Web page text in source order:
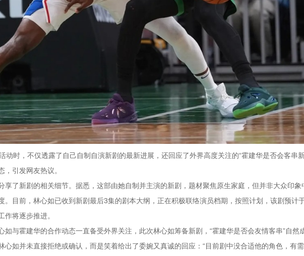
动时，不仅透露了自己自制自演新剧的最新进展，还回应了外界高度关注的“霍建华是否会客串
，引发网友热议。
享了新剧的相关细节。据悉，这部由她自制并主演的新剧，题材聚焦原生家庭，但并非大众印象
。目前，林心如已收到新剧最后3集的剧本大纲，正在积极联络演员档期，按照计划，该剧预计
作将逐步推进。
如与霍建华的合作动态一直备受外界关注，此次林心如筹备新剧，“霍建华是否会友情客串”自然
心如并未直接拒绝或确认，而是笑着给出了委婉又真诚的回应：“目前剧中没合适他的角色，有